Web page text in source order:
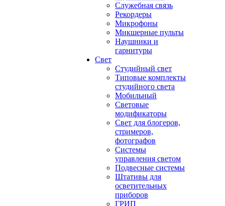
Служебная связь
Рекордеры
Микрофоны
Микшерные пульты
Наушники и
гарнитуры
Свет
Студийный свет
Типовые комплекты
студийного света
Мобильный
Световые
модификаторы
Свет для блогеров,
стримеров,
фотографов
Системы
управления светом
Подвесные системы
Штативы для
осветительных
приборов
ГРИП